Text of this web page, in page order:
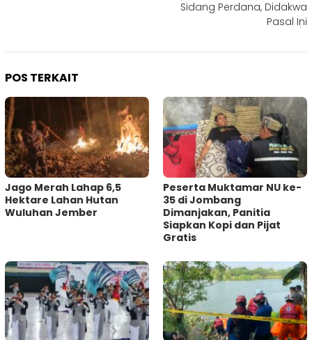
Sidang Perdana, Didakwa
Pasal Ini
POS TERKAIT
Jago Merah Lahap 6,5
Hektare Lahan Hutan
Wuluhan Jember
Peserta Muktamar NU ke-
35 di Jombang
Dimanjakan, Panitia
Siapkan Kopi dan Pijat
Gratis